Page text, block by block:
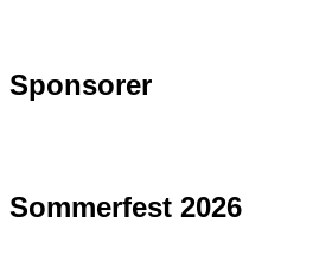
Sponsorer
Sommerfest 2026